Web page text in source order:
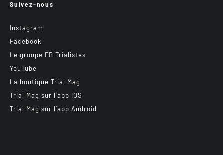
Suivez-nous
Instagram
Facebook
Le groupe FB Trialistes
YouTube
La boutique Trial Mag
Trial Mag sur l’app IOS
Trial Mag sur l’app Android